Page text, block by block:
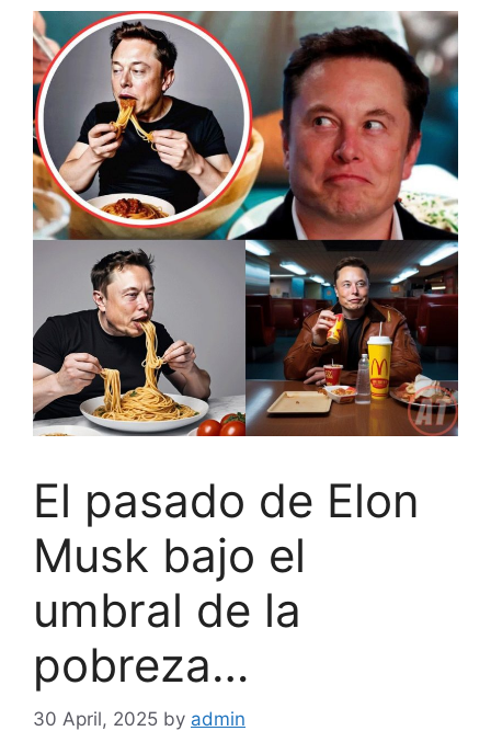
El pasado de Elon
Musk bajo el
umbral de la
pobreza…
30 April, 2025 by admin